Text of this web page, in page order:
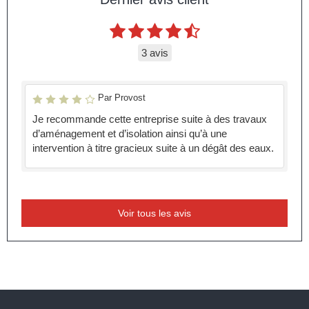
3 avis
Par Provost
Je recommande cette entreprise suite à des travaux
d’aménagement et d’isolation ainsi qu’à une
intervention à titre gracieux suite à un dégât des eaux.
Voir tous les avis